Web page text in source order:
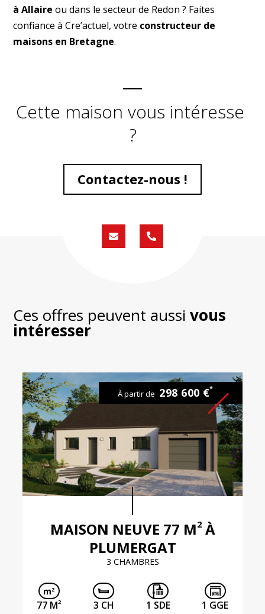
à Allaire ou dans le secteur de Redon ? Faites
confiance à Cre’actuel, votre constructeur de
maisons en Bretagne.
Cette maison vous intéresse
?
Contactez-nous !
Formulaire
de
02
59
Ces offres peuvent aussivous
intéresser
MAISON NEUVE 77 M2À
PLUMERGAT
3 CHAMBRES
À partir de 298 600 €*
77 M2 3 CH 1 SDE 1 GGE